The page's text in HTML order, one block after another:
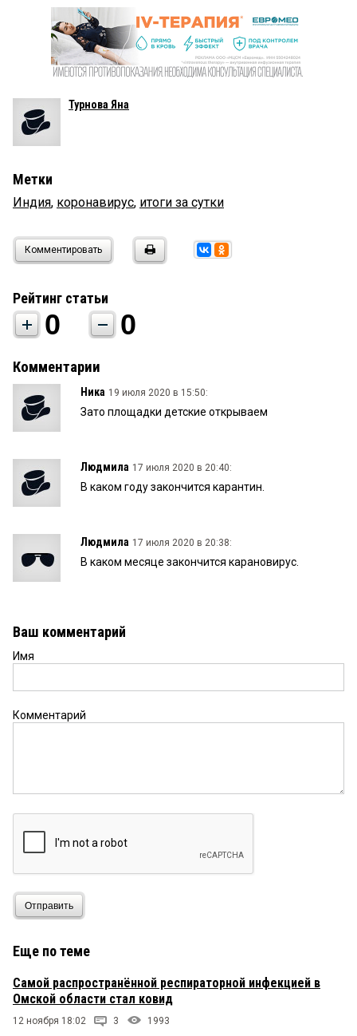
Турнова Яна
Метки
Индия, коронавирус, итоги за сутки
Комментировать
Рейтинг статьи
0 0
Комментарии
Ника 19 июля 2020 в 15:50:
Зато площадки детские открываем
Людмила 17 июля 2020 в 20:40:
В каком году закончится карантин.
Людмила 17 июля 2020 в 20:38:
В каком месяце закончится карановирус.
Ваш комментарий
Имя
Комментарий
Отправить
Еще по теме
Самой распространённой респираторной инфекцией в
Омской области стал ковид
12 ноября 18:02 3 1993